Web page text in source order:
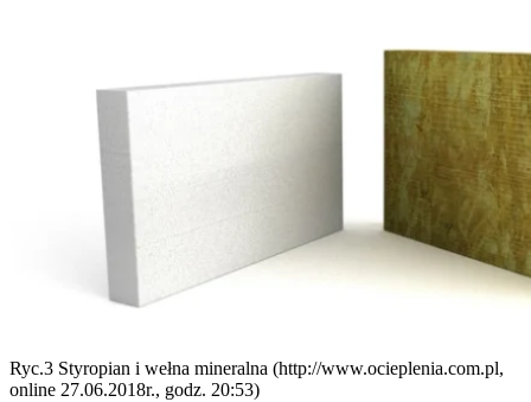
Ryc.3 Styropian i wełna mineralna (http://www.ocieplenia.com.pl,
online 27.06.2018r., godz. 20:53)